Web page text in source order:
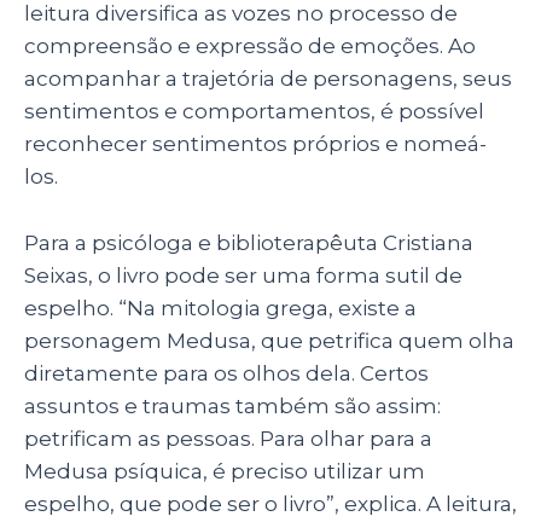
leitura diversifica as vozes no processo de
compreensão e expressão de emoções. Ao
acompanhar a trajetória de personagens, seus
sentimentos e comportamentos, é possível
reconhecer sentimentos próprios e nomeá-
los.
Para a psicóloga e biblioterapêuta Cristiana
Seixas, o livro pode ser uma forma sutil de
espelho. “Na mitologia grega, existe a
personagem Medusa, que petrifica quem olha
diretamente para os olhos dela. Certos
assuntos e traumas também são assim:
petrificam as pessoas. Para olhar para a
Medusa psíquica, é preciso utilizar um
espelho, que pode ser o livro”, explica. A leitura,